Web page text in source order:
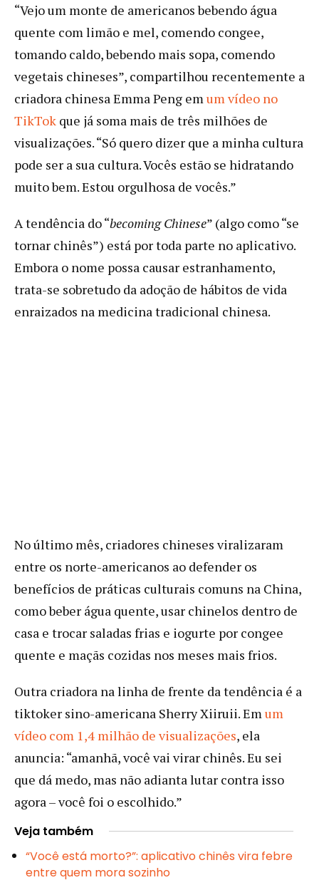
“Vejo um monte de americanos bebendo água
quente com limão e mel, comendo congee,
tomando caldo, bebendo mais sopa, comendo
vegetais chineses”, compartilhou recentemente a
criadora chinesa Emma Peng emum vídeo no
TikTok que já soma mais de três milhões de
visualizações. “Só quero dizer que a minha cultura
pode ser a sua cultura. Vocês estão se hidratando
muito bem. Estou orgulhosa de vocês.”
A tendência do “becoming Chinese” (algo como “se
tornar chinês”) está por toda parte no aplicativo.
Embora o nome possa causar estranhamento,
trata-se sobretudo da adoção de hábitos de vida
enraizados na medicina tradicional chinesa.
No último mês, criadores chineses viralizaram
entre os norte-americanos ao defender os
benefícios de práticas culturais comuns na China,
como beber água quente, usar chinelos dentro de
casa e trocar saladas frias e iogurte por congee
quente e maçãs cozidas nos meses mais frios.
Outra criadora na linha de frente da tendência é a
tiktoker sino-americana Sherry Xiiruii. Emum
vídeo com 1,4 milhão de visualizações, ela
anuncia: “amanhã, você vai virar chinês. Eu sei
que dá medo, mas não adianta lutar contra isso
agora – você foi o escolhido.”
Veja também
“Você está morto?”: aplicativo chinês vira febre
entre quem mora sozinho